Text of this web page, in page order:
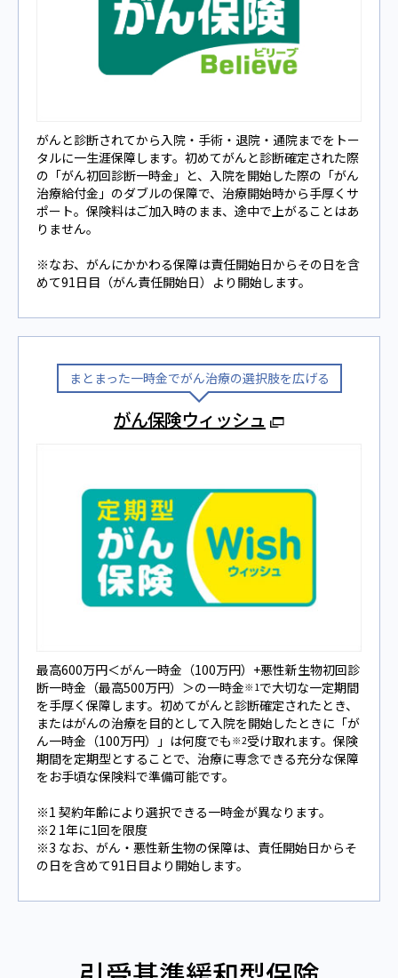
がんと診断されてから⼊院‧⼿術‧退院‧通院までをトー
タルに⼀⽣涯保障します。初めてがんと診断確定された際
の「がん初回診断⼀時⾦」と、⼊院を開始した際の「がん
治療給付⾦」のダブルの保障で、治療開始時から⼿厚くサ
ポート。保険料はご加⼊時のまま、途中で上がることはあ
りません。
※なお、がんにかかわる保障は責任開始日からその日を含
めて91日目（がん責任開始日）より開始します。
まとまった一時金でがん治療の選択肢を広げる
がん保険ウィッシュ
最高600万円＜がん一時金（100万円）+悪性新生物初回診
断一時金（最高500万円）＞の一時金※1 で大切な一定期間
を手厚く保障します。初めてがんと診断確定されたとき、
またはがんの治療を目的として入院を開始したときに「が
ん一時金（100万円）」は何度でも ※2受け取れます。保険
期間を定期型とすることで、治療に専念できる充分な保障
をお手頃な保険料で準備可能です。
※1 契約年齢により選択できる一時金が異なります。
※2 1年に1回を限度
※3 なお、がん・悪性新生物の保障は、責任開始日からそ
の日を含めて91日目より開始します。